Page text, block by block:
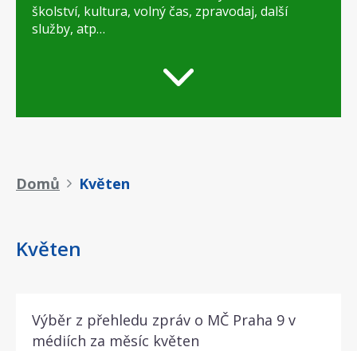
školství, kultura, volný čas, zpravodaj, další
služby, atp…
Drobečková
Domů Květen
Květen
Výběr z přehledu zpráv o MČ Praha 9 v
médiích za měsíc květen